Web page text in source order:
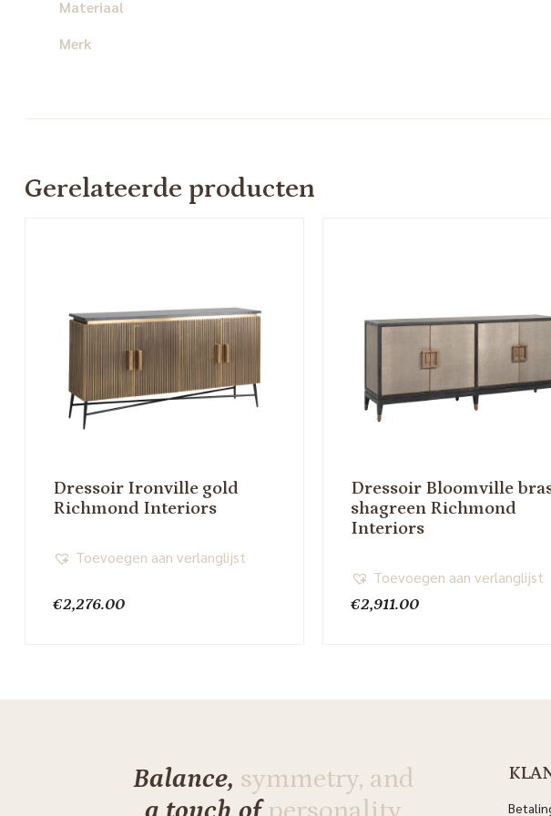
Materiaal
Merk
Gerelateerde producten
Dressoir Ironville gold
Richmond Interiors
€2,276.00
Toevoegen aan verlanglijst
Dressoir Bloomville
shagreen Richmond
Interiors
€2,911.00
Toevoegen aan verlanglijst
Balance, symmetry, and